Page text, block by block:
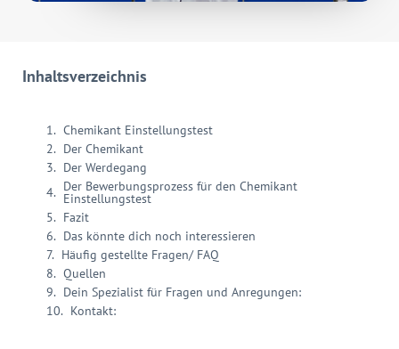
Inhaltsverzeichnis
Chemikant Einstellungstest
Der Chemikant
Der Werdegang
Der Bewerbungsprozess für den Chemikant
Einstellungstest
Fazit
Das könnte dich noch interessieren
Häufig gestellte Fragen/ FAQ
Quellen
Dein Spezialist für Fragen und Anregungen:
Kontakt: